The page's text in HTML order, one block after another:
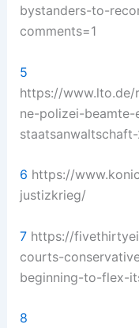
bystanders-to-
comments=1
5
https://www.lto.de/
ne-polizei-
6 https://
justizkrieg/
7https://
courts-
beginning-to-flex-
8